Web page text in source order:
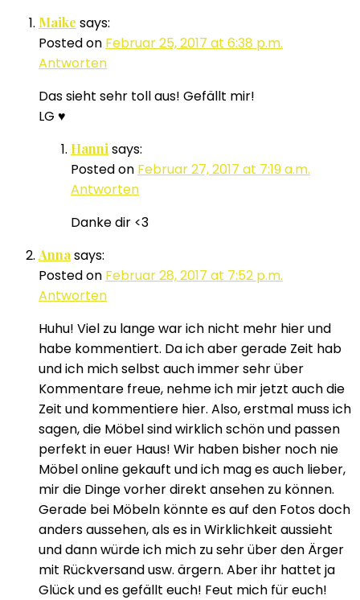
Maike says:
Posted on Februar 25, 2017 at 6:38 p.m.
Antworten
Das sieht sehr toll aus! Gefällt mir!
LG ♥
Hanni says:
Posted on Februar 27, 2017 at 7:19 a.m.
Antworten
Danke dir <3
Anna says:
Posted on Februar 28, 2017 at 7:52 p.m.
Antworten
Huhu! Viel zu lange war ich nicht mehr hier und
habe kommentiert. Da ich aber gerade Zeit hab
und ich mich selbst auch immer sehr über
Kommentare freue, nehme ich mir jetzt auch die
Zeit und kommentiere hier. Also, erstmal muss ich
sagen, die Möbel sind wirklich schön und passen
perfekt in euer Haus! Wir haben bisher noch nie
Möbel online gekauft und ich mag es auch lieber,
mir die Dinge vorher direkt ansehen zu können.
Gerade bei Möbeln könnte es auf den Fotos doch
anders aussehen, als es in Wirklichkeit aussieht
und dann würde ich mich zu sehr über den Ärger
mit Rückversand usw. ärgern. Aber ihr hattet ja
Glück und es gefällt euch! Feut mich für euch!